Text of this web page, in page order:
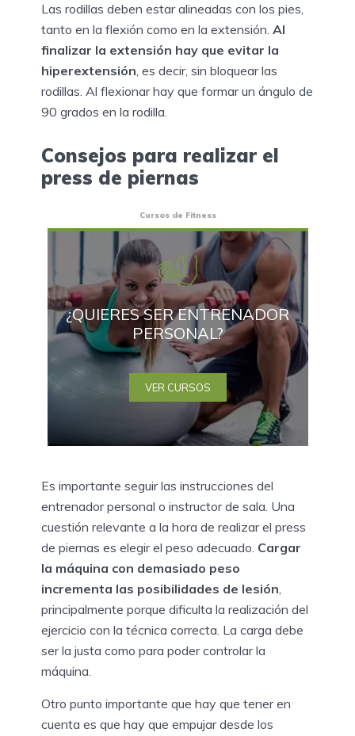
Las rodillas deben estar alineadas con los pies,
tanto en la flexión como en la extensión. Al
finalizar la extensión hay que evitar la
hiperextensión , es decir, sin bloquear las
rodillas. Al flexionar hay que formar un ángulo de
90 grados en la rodilla.
Consejos para realizar el
press de piernas
Cursos de Fitness
¿QUIERES SER ENTRENADOR
PERSONAL?
VER CURSOS
Es importante seguir las instrucciones del
entrenador personal o instructor de sala. Una
cuestión relevante a la hora de realizar el press
de piernas es elegir el peso adecuado. Cargar
la máquina con demasiado peso
incrementa las posibilidades de lesión,
principalmente porque dificulta la realización del
ejercicio con la técnica correcta. La carga debe
ser la justa como para poder controlar la
máquina.
Otro punto importante que hay que tener en
cuenta es que hay que empujar desde los